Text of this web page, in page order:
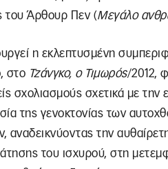
του Άρθουρ Πεν (Μεγάλο
η εκλεπτυσμένη
στο Τζάνγκο, ο Τιμωρός/2012,
σχολιασμούς σχετικά με την
της γενοκτονίας των
αναδεικνύοντας την
του ισχυρού, στη